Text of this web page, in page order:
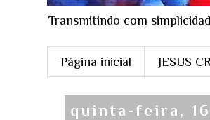
Transmitindo com
Página inicial JESUS
quinta-feira,